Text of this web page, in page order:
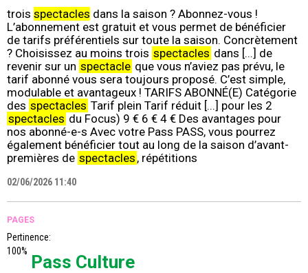
trois spectacles dans la saison ? Abonnez-vous !
L’abonnement est gratuit et vous permet de bénéficier
de tarifs préférentiels sur toute la saison. Concrètement
? Choisissez au moins trois spectacles dans [...] de
revenir sur un spectacle que vous n’aviez pas prévu, le
tarif abonné vous sera toujours proposé. C’est simple,
modulable et avantageux ! TARIFS ABONNÉ(E) Catégorie
des spectacles Tarif plein Tarif réduit [...] pour les 2
spectacles du Focus) 9 € 6 € 4 € Des avantages pour
nos abonné-e-s Avec votre Pass PASS, vous pourrez
également bénéficier tout au long de la saison d’avant-
premières de spectacles , répétitions
02/06/2026 11:40
PAGES
Pertinence:
100%
Pass Culture